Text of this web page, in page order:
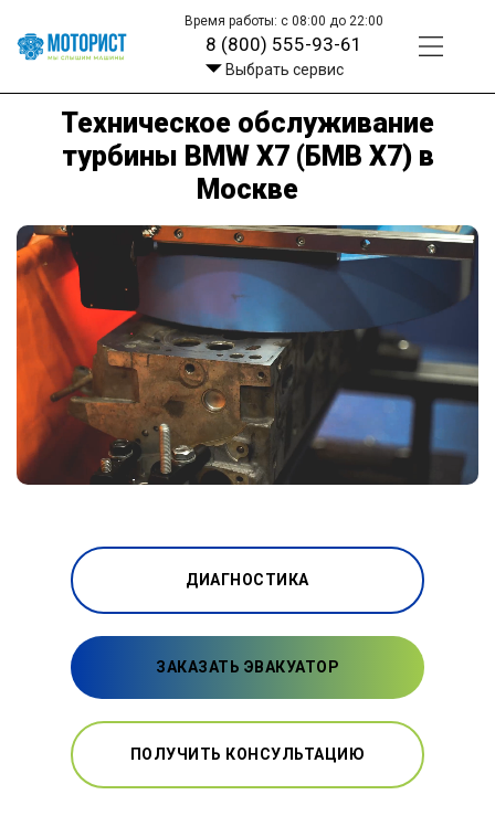
Время работы: с 08:00 до 22:00
8 (800) 555-93-61
Выбрать сервис
Техническое обслуживание
турбины BMW X7 (БМВ Х7) в
Москве
ДИАГНОСТИКА
ЗАКАЗАТЬ ЭВАКУАТОР
ПОЛУЧИТЬ КОНСУЛЬТАЦИЮ